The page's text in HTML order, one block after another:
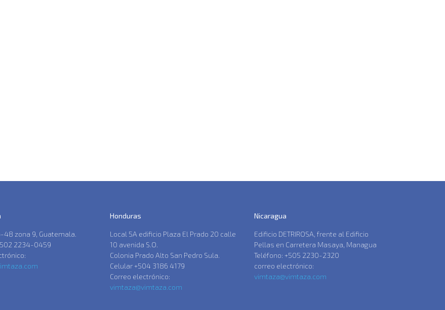
48 zona 9, Guatemala.
2234-0459
Honduras
Local 5A edificio Plaza El Prado 20 calle
10 avenida S.O.
Colonia Prado Alto San Pedro Sula.
Celular +504 3186 4179
Correo electrónico:
vimtaza@vimtaza.com
Nicaragua
Edificio DETRIROSA, frente al Edificio
Pellas en Carretera Masaya, Managua
Teléfono: +505 2230-2320
correo electrónico:
vimtaza@vimtaza.com